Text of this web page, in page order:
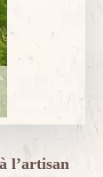
l’artisan